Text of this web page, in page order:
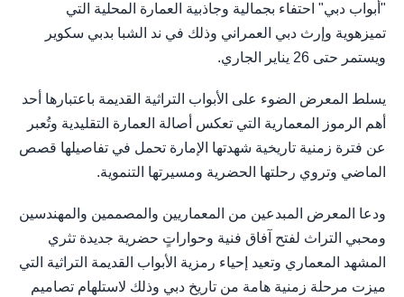
"أبواب دبي" احتفاء بجمالية وجاذبية العمارة المحلية التي
تميزهوية وإرث دبي العمراني وذلك في ند الشبا بدبي سكوير
ويستمر حتى 26 يناير الجاري.
يسلط المعرض الضوء على الأبواب التراثية القديمة باعتبارها أحد
أهم الرموز المعمارية التي تعكس أصالة العمارة التقليدية وتُعبر
عن فترة زمنية تاريخية شهدتها الإمارة تحمل في تفاصيلها قصص
الماضي وتروي رحلتها الحضرية ومسيرتها التنموية.
ودعا المعرض المبدعين من المعماريين والمصممين والمهندسين
ومحبي التراث لفتح آفاق فنية وحواراتٍ حضرية جديدة تثري
المشهد المعماري وتعيد إحياء رمزية الأبواب القديمة التراثية التي
ميزت مرحلة زمنية هامة من تاريخ دبي وذلك لاستلهام تصاميم